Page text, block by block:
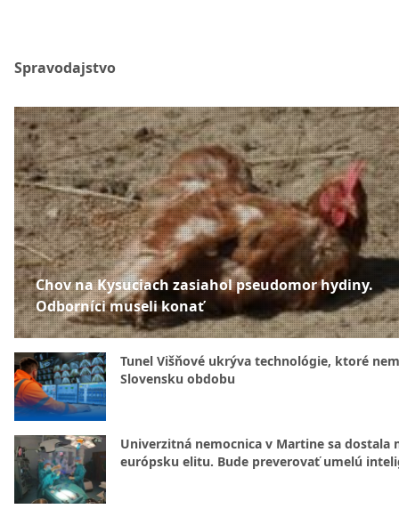
Spravodajstvo
Chov na Kysuciach zasiahol pseudomor hydiny.
Odborníci museli konať
Tunel Višňové ukrýva technológie, ktoré
Slovensku obdobu
Univerzitná nemocnica v Martine sa dostala
európsku elitu. Bude preverovať umelú